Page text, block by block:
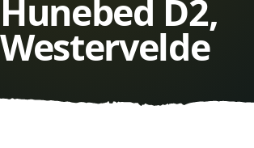
Hunebed D2,
Westervelde